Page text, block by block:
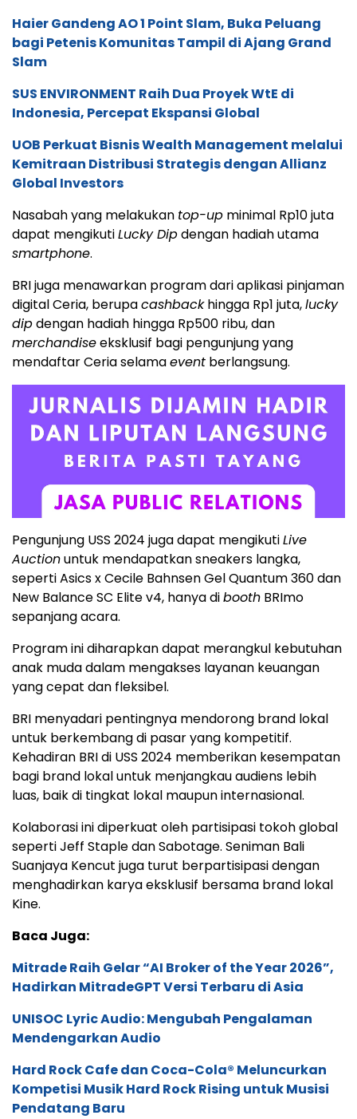
Haier Gandeng AO 1 Point Slam, Buka Peluang
bagi Petenis Komunitas Tampil di Ajang Grand
Slam
SUS ENVIRONMENT Raih Dua Proyek WtE di
Indonesia, Percepat Ekspansi Global
UOB Perkuat Bisnis Wealth Management melalui
Kemitraan Distribusi Strategis dengan Allianz
Global Investors
Nasabah yang melakukan top-up minimal Rp10 juta
dapat mengikutiLucky Dipdengan hadiah utama
smartphone.
BRI juga menawarkan program dari aplikasi pinjaman
digital Ceria, berupacashbackhingga Rp1 juta,lucky
dipdengan hadiah hingga Rp500 ribu, dan
merchandiseeksklusif bagi pengunjung yang
mendaftar Ceria selamaevent berlangsung.
Pengunjung USS 2024 juga dapat mengikutiLive
Auctionuntuk mendapatkan sneakers langka,
seperti Asics x Cecile Bahnsen Gel Quantum 360 dan
New Balance SC Elite v4, hanya dibooth BRImo
sepanjang acara.
Program ini diharapkan dapat merangkul kebutuhan
anak muda dalam mengakses layanan keuangan
yang cepat dan fleksibel.
BRI menyadari pentingnya mendorong brand lokal
untuk berkembang di pasar yang kompetitif.
Kehadiran BRI di USS 2024 memberikan kesempatan
bagi brand lokal untuk menjangkau audiens lebih
luas, baik di tingkat lokal maupun internasional.
Kolaborasi ini diperkuat oleh partisipasi tokoh global
seperti Jeff Staple dan Sabotage. Seniman Bali
Suanjaya Kencut juga turut berpartisipasi dengan
menghadirkan karya eksklusif bersama brand lokal
Kine.
Baca Juga:
Mitrade Raih Gelar “AI Broker of the Year 2026”,
Hadirkan MitradeGPT Versi Terbaru di Asia
UNISOC Lyric Audio: Mengubah Pengalaman
Mendengarkan Audio
Hard Rock Cafe dan Coca-Cola® Meluncurkan
Kompetisi Musik Hard Rock Rising untuk Musisi
Pendatang Baru